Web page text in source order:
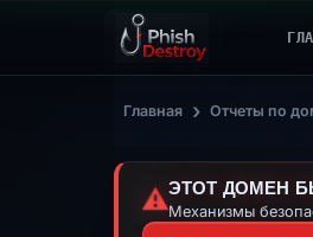
Главная › Отчеты по
⚠️ЭТОТ ДОМЕН
Механизмы